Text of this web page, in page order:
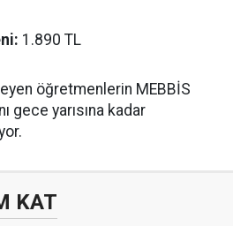
1.890 TL
öğretmenlerin MEBBİS
gece yarısına kadar
KAT